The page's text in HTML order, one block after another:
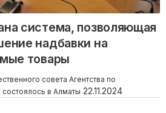
система, позволяющая
надбавки на
товары
совета Агентства по
в Алматы 22.11.2024